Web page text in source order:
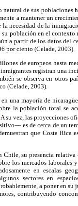
de sus poblaciones
a mantener un
necesidad de la
población en el
a partir de los datos del
por ciento (Celade, 2003).
de europeos hasta
registran una
se observa en otros
(Celade, 2003).
una mayoría de
la población total se
su vez, las proyecciones
es de cerca de un
que Costa Rica
su presencia
los mercados laborales
en escalas
sectores en
a poner en
contribuyendo